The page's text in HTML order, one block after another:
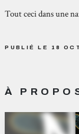
Tout ceci dans une
PUBLIÉ LE 18
À